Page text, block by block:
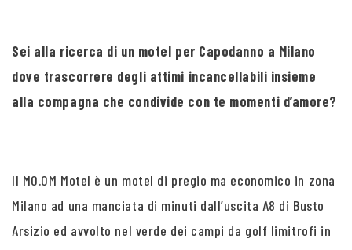
Sei alla ricerca di un motel per Capodanno a Milano
dove trascorrere degli attimi incancellabili insieme
alla compagna che condivide con te momenti d’amore?
Il MO.OM Motel è un motel di pregio ma economico in zona
Milano ad una manciata di minuti dall’uscita A8 di Busto
Arsizio ed avvolto nel verde dei campi da golf limitrofi in